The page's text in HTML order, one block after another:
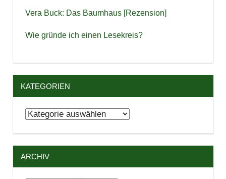
Vera Buck: Das Baumhaus [Rezension]
Wie gründe ich einen Lesekreis?
KATEGORIEN
Kategorien
ARCHIV